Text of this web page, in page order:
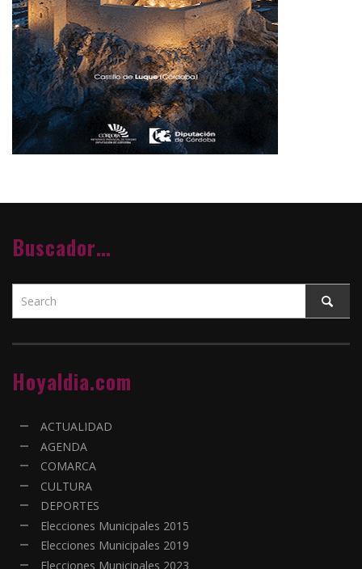
Buscador…
Hoyaldia.com
ACTUALIDAD
AGENDA
COMARCA
CULTURA
DEPORTES
Elecciones Municipales 2015
Elecciones Municipales 2019
Elecciones Municipales 2023